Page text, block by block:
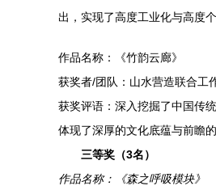
出，实现了高度工业化与高度个
作品名称：《竹韵云廊》
获奖者/团队：山水营造联合工
获奖评语：深入挖掘了中国传
体现了深厚的文化底蕴与前瞻的
三等奖（3名）
作品名称：《森之呼吸模块》